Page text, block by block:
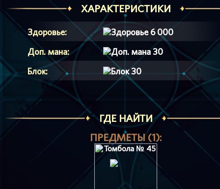
ХАРАКТЕРИСТИКИ
Здоровье:
6 000
Доп. мана:
30
Блок:
30
ГДЕ НАЙТИ
ПРЕДМЕТЫ (1):